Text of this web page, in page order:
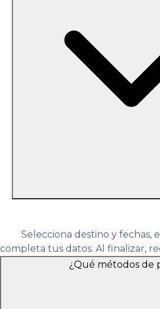
Selecciona destino y fechas,
completa tus datos. Al finalizar,
con los siguientes pasos y
¿Qué métodos de